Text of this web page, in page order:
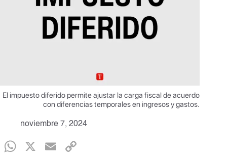
El impuesto diferido permite ajustar la carga fiscal de acuerdo
con diferencias temporales en ingresos y gastos.
noviembre 7, 2024
W
X
E